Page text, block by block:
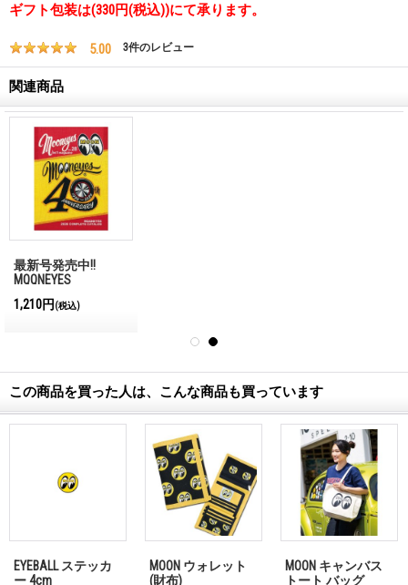
ギフト包装は(330円(税込))にて承ります。
5.00 3件のレビュー
関連商品
最新号発売中!!
MQQNEYES
Magazine No.28 2026
1,210円 (税込)
この商品を買った人は、こんな商品も買っています
EYEBALL ステッカ
ー 4cm
MOON ウォレット
(財布)
MOON キャンバス
トート バッグ